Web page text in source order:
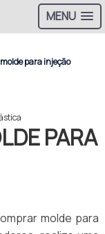
MENU
para injeção
PARA
molde para